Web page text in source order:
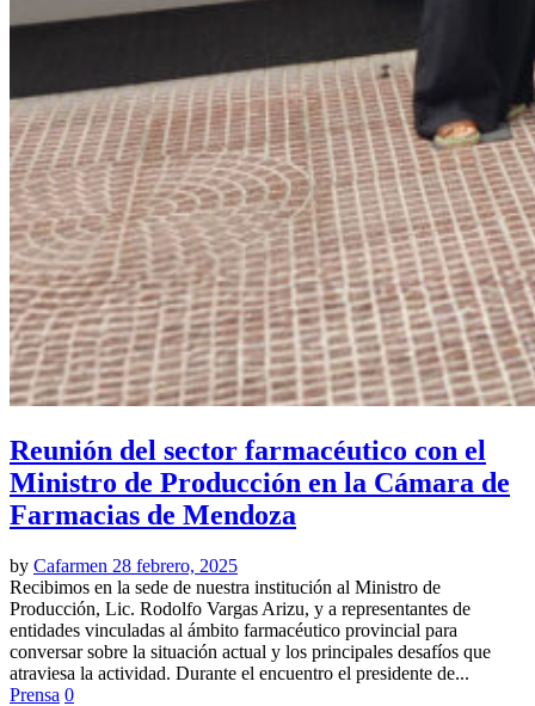
Reunión del sector farmacéutico con el
Ministro de Producción en la Cámara de
Farmacias de Mendoza
by Cafarmen 28 febrero, 2025
Recibimos en la sede de nuestra institución al Ministro de
Producción, Lic. Rodolfo Vargas Arizu, y a representantes de
entidades vinculadas al ámbito farmacéutico provincial para
conversar sobre la situación actual y los principales desafíos que
atraviesa la actividad. Durante el encuentro el presidente de...
Prensa 0